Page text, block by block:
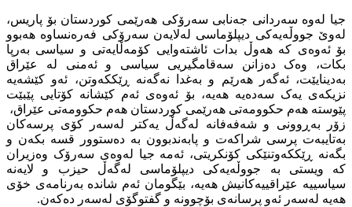
جیا لەوە سەردانى جەنابى سەرۆکى هەرێمى کوردستان بۆ پاریس،
لەوێ جووڵەیەکى دیپلۆماسى لەلایەن سەرۆکى فەرەنساوە هەبوو
بۆ ئەوەى کە هەوڵ بدات ئاشتەوایى کۆمەڵایەتى و سیاسى بەرپا
بکات، وەک دەزانن سەقامگیریى سیاسى و ئەمنى لە عێراق
بەدینایێت، ئەگەر هەرێم و بەغدا نەگەنە ڕێککەوتن، ئەو کێشەیە
نزیکەى یەک سەدەیە هەیە، بۆ ئەوەى ئەم کێشانە کۆتایى پێبێت
پێوستە هەم حکوومەتى هەرێمى کوردستان هەم حکوومەتى عێراق،
زۆر بەڕوونى و شەفەفانە لەگەڵ یەکتر لەسەر کۆى پرسەکان
بەتایبەت پرسى شراکەت و پابەندبوون بە دەستوور قسە بکەن و
بگەنە ڕێککەوتنێکى کۆنکریتى، ئەمە جیا لەوەى سەرۆک وەزیران
کە ویستى بە جووڵەیەکى دیپلۆماسى لەگەڵ حیزب و لایەنە
سیاسییە عێراقییەکانیش هەیە، بێگومان ئەم شاندە بەرنامەى خۆى
هەیە لەسەر ئەو پرسانەى بۆچوونە و گفتوگۆى لەسەر دەکەن.